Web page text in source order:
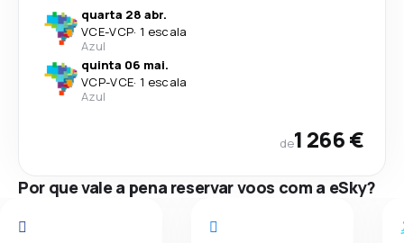
quarta 28 abr.
VCE-VCP· 1 escala
Azul
quinta 06 mai.
VCP-VCE· 1 escala
Azul
de1 266 €
Por que vale a pena reservar voos com a eSky?